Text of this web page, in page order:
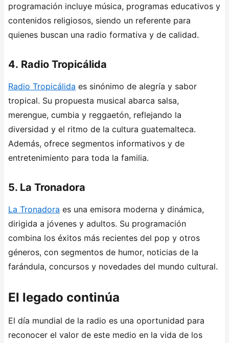
programación incluye música, programas educativos y
contenidos religiosos, siendo un referente para
quienes buscan una radio formativa y de calidad.
4. Radio Tropicálida
Radio Tropicálida es sinónimo de alegría y sabor
tropical. Su propuesta musical abarca salsa,
merengue, cumbia y reggaetón, reflejando la
diversidad y el ritmo de la cultura guatemalteca.
Además, ofrece segmentos informativos y de
entretenimiento para toda la familia.
5. La Tronadora
La Tronadora es una emisora moderna y dinámica,
dirigida a jóvenes y adultos. Su programación
combina los éxitos más recientes del pop y otros
géneros, con segmentos de humor, noticias de la
farándula, concursos y novedades del mundo cultural.
El legado continúa
El día mundial de la radio es una oportunidad para
reconocer el valor de este medio en la vida de los